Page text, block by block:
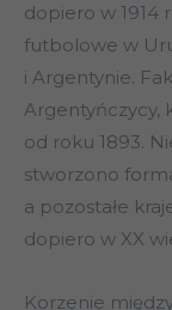
dopiero w 1914
futbolowe w
i Argentynie.
Argentyńczycy,
od roku 1893.
stworzono
a pozostałe
dopiero w XX
Korzenie